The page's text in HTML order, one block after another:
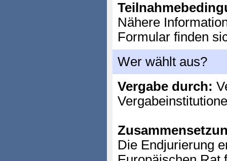
Nähere
Formular finden
Wer wählt aus?
Vergabe durch:
Die Endjurierung